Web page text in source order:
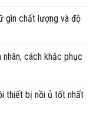
gìn chất lượng và độ
cách khắc phục
thiết bị nồi ủ tốt nhất